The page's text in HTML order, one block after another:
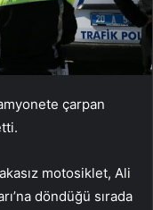
çarpan
motosiklet, Ali
döndüğü sırada